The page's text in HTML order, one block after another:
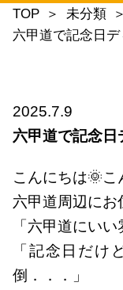
TOP
未分類
六甲道で記念日
2025.7.9
六甲道で記念日
こんにちは🌞こ
六甲道周辺にお
「六甲道にい
「記念日だけ
倒．．．」